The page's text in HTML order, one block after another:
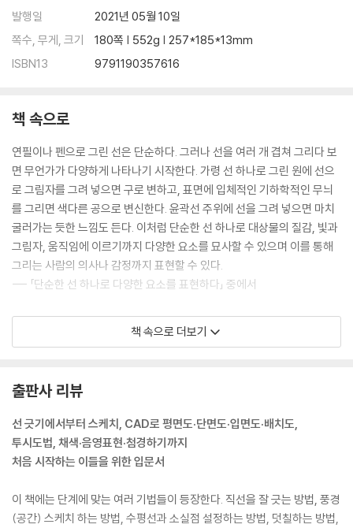
발행일
2021년 05월 10일
쪽수, 무게, 크기
180쪽 | 552g | 257*185*13mm
ISBN13
9791190357616
책 속으로
연필이나 펜으로 그린 선은 단순하다. 그러나 선을 여러 개 겹쳐 그리다 보
면 무언가가 다양하게 나타나기 시작한다. 가령 선 하나로 그린 원에 선으
로 그림자를 그려 넣으면 구로 변하고, 표면에 입체적인 기하학적인 무늬
를 그리면 색다른 공으로 변신한다. 윤곽선 주위에 선을 그려 넣으면 마치
굴러가는 듯한 느낌도 든다. 이처럼 단순한 선 하나로 대상물의 질감, 빛과
그림자, 움직임에 이르기까지 다양한 요소를 묘사할 수 있으며 이를 통해
그리는 사람의 의사나 감정까지 표현할 수 있다.
--- 「단순한 선 하나로 다양한 요소를 표현하다」 중에서
도면은 무언가를 만들기 위해 그리는 것이다. 스케치와는 달리, 눈앞에 있
는 것을 그리는 것이 아니라 머릿속으로 생각하고 있는 이미지를 실체화시
한 규칙을 따라야 한다. 도면을 그릴 때 만들고자 하는 사람의 이미지나 의
도가 도면에 표현된다면 그 이미지에 가깝게 형상화를 시킬 수 있을 것이
다. 특히 건축은 생각하는 사람(건축가)과 만드는 사람(시공자)이 다른 경
우가 대부분이므로, 생각한 사람이 자신의 생각을 전달하는 도면을 꼼꼼하
있다. 그러므로 다양한 도면 표현방법을 익히는 것이 무엇보다 중요하다.
--- 「건축 도면이란」 중에서
책 속으로 더보기
출판사 리뷰
선 긋기에서부터 스케치, CAD로 평면도·단면도·입면도·배치도,
투시도법, 채색·음영표현·첨경하기까지
처음 시작하는 이들을 위한 입문서
이 책에는 단계에 맞는 여러 기법들이 등장한다. 직선을 잘 긋는 방법, 풍경
(공간) 스케치 하는 방법, 수평선과 소실점 설정하는 방법, 덧칠하는 방법,